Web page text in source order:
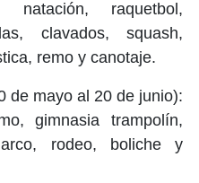
natación, raquetbol,
clavados, squash,
remo y canotaje.
de mayo al 20 de junio):
gimnasia trampolín,
rodeo, boliche y